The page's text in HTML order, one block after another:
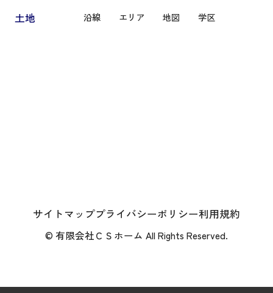
土地 沿線 エリア 地図 学区
サイトマッププライバシーポリシー利用規約
© 有限会社ＣＳホーム All Rights Reserved.